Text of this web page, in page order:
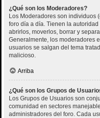
¿Qué son los Moderadores?
Los Moderadores son individuos
foro día a día. Tienen la
abrirlos, moverlos, borrar y
Generalmente, los moderadores
usuarios se salgan del tema
malicioso.
Arriba
¿Qué son los Grupos de
Los Grupos de Usuarios son
comunidad en sectores
administradores del foro. Cada